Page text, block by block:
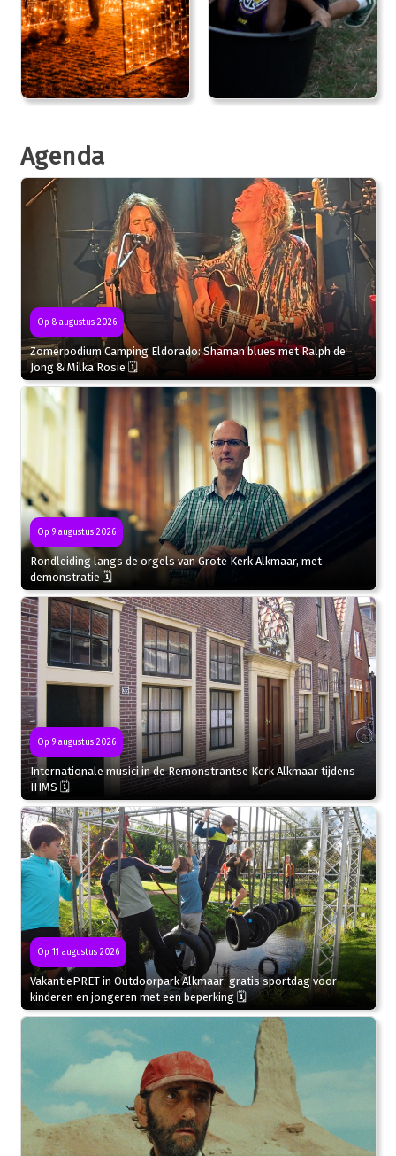
Agenda
Op 8 augustus 2026
Zomerpodium Camping Eldorado: Shaman blues met Ralph de
Jong & Milka Rosie 🗓
Op 9 augustus 2026
Rondleiding langs de orgels van Grote Kerk Alkmaar, met
demonstratie 🗓
Op 9 augustus 2026
Internationale musici in de Remonstrantse Kerk Alkmaar tijdens
IHMS 🗓
Op 11 augustus 2026
VakantiePRET in Outdoorpark Alkmaar: gratis sportdag voor
kinderen en jongeren met een beperking 🗓